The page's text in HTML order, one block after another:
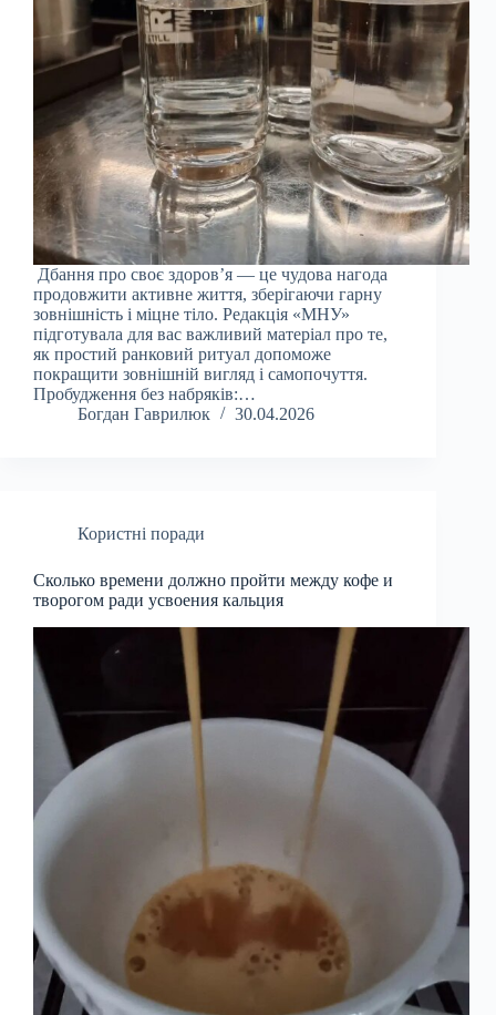
Дбання про своє здоров’я — це чудова нагода
продовжити активне життя, зберігаючи гарну
зовнішність і міцне тіло. Редакція «МНУ»
підготувала для вас важливий матеріал про те,
як простий ранковий ритуал допоможе
покращити зовнішній вигляд і самопочуття.
Пробудження без набряків:…
Богдан Гаврилюк
30.04.2026
Користні поради
Сколько времени должно пройти между кофе и
творогом ради усвоения кальция